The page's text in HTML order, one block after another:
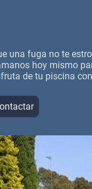
una fuga no te
hoy mismo
de tu piscina